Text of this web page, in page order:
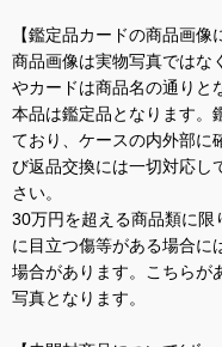
【鑑定品カードの商品画像
商品画像は実物写真ではな
やカードは商品名の通りと
本品は鑑定品となります。
ており、ケースの内外部に
び返品交換には一切対応し
さい。
30万円を超える商品類に
に目立つ傷等がある場合に
場合があります。こちらが
写真となります。